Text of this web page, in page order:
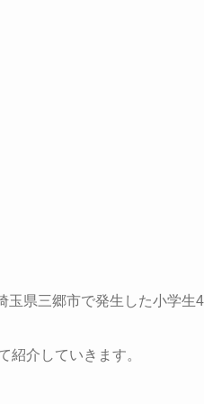
玉県三郷市で発生した小学
紹介していきます。